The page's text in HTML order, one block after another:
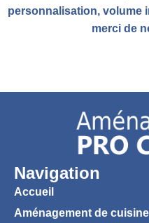
personnalisation, volume
merci de
Navigation
Accueil
Aménagement de